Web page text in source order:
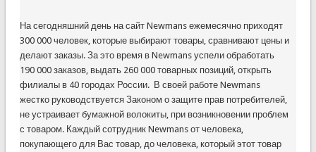
На сегодняшний день на сайт Newmans ежемесячно приходят
300 000 человек, которые выбирают товары, сравнивают цены и
делают заказы. За это время в Newmans успели обработать
190 000 заказов, выдать 260 000 товарных позиций, открыть
филиалы в 40 городах России. В своей работе Newmans
жестко руководствуется Законом о защите прав потребителей,
не устраивает бумажной волокиты, при возникновении проблем
с товаром. Каждый сотрудник Newmans от человека,
покупающего для Вас товар, до человека, который этот товар